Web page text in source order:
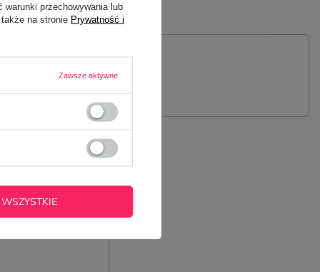
warunki przechowywania lub
na stronie Prywatność i
Zawsze aktywne